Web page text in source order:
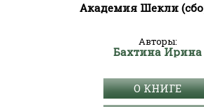
Академия Шекли
Авторы:
Бахтина Ирина
О КНИГЕ